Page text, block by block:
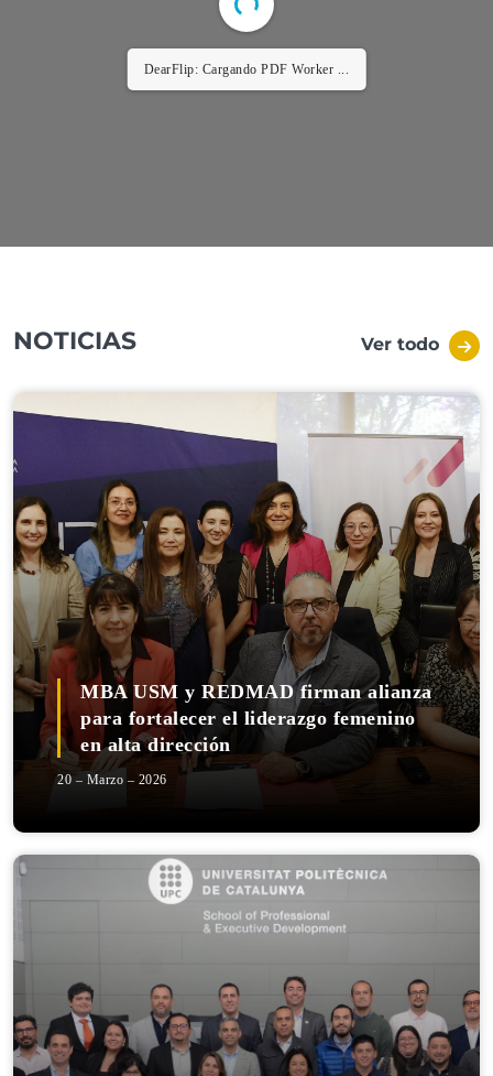
DearFlip: Cargando PDF Worker ...
NOTICIAS Ver todo
MBA USM y REDMAD firman alianza
para fortalecer el liderazgo femenino
en alta dirección
20 – Marzo – 2026